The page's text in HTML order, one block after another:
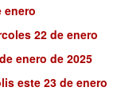
enero
22 de enero
enero de 2025
este 23 de enero